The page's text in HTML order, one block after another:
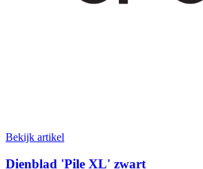
Bekijk artikel
Dienblad 'Pile XL' zwart